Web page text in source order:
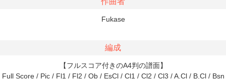
Fukase
編成
【フルスコア付きのA4判の譜面】
Full Score / Pic / Fl1 / Fl2 / Ob / EsCl / Cl1 / Cl2 / Cl3 / A.Cl / B.Cl / Bsn